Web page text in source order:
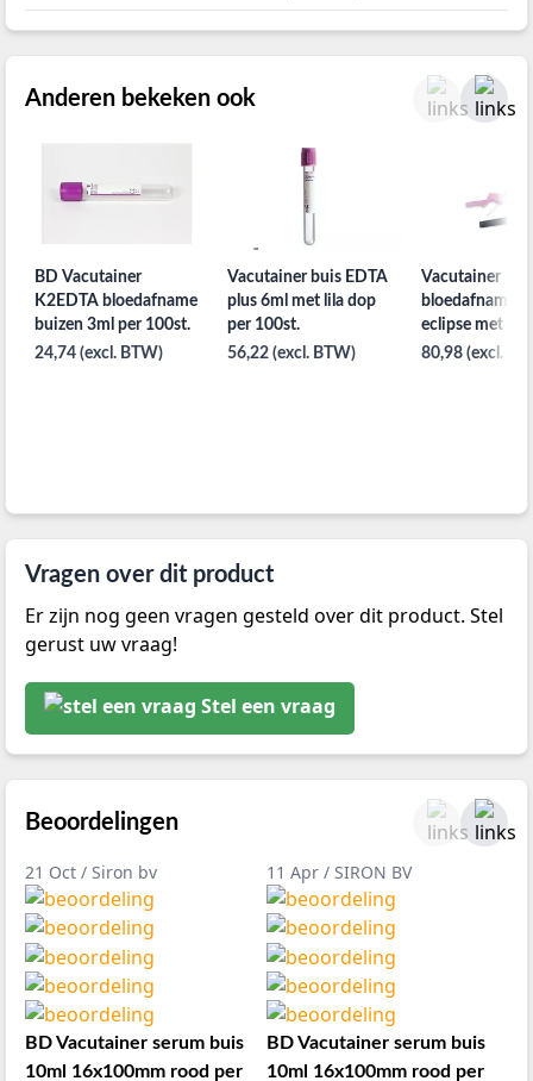
Anderen bekeken ook
BD Vacutainer
K2EDTA bloedafname
buizen 3ml per 100st.
24,74 (excl. BTW)
Vacutainer buis EDTA
plus 6ml met lila dop
per 100st.
56,22 (excl. BTW)
Vacutainer
bloedafname
eclipse met
22G 0,7 x
80,98 (excl.
Vragen over dit product
Er zijn nog geen vragen gesteld over dit product. Stel
gerust uw vraag!
Stel een vraag
Beoordelingen
21 Oct / Siron bv
BD Vacutainer serum buis
10ml 16x100mm rood per
11 Apr / SIRON BV
BD Vacutainer serum buis
10ml 16x100mm rood per